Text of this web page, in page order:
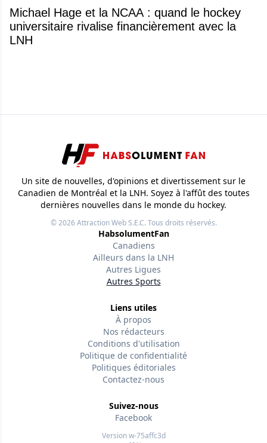
Michael Hage et la NCAA : quand le hockey
universitaire rivalise financièrement avec la
LNH
Un site de nouvelles, d'opinions et divertissement sur le
Canadien de Montréal et la LNH. Soyez à l'affût des toutes
dernières nouvelles dans le monde du hockey.
© 2026Attraction Web S.E.C.Tous droits réservés.
HabsolumentFan
Canadiens
Ailleurs dans la LNH
Autres Ligues
Autres Sports
Liens utiles
À propos
Nos rédacteurs
Conditions d'utilisation
Politique de confidentialité
Politiques éditoriales
Contactez-nous
Suivez-nous
Facebook
Version w-75affc3d